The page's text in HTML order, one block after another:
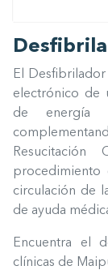
El
electrónico de
de energía
Resucitación
procedimiento
circulación de
de ayuda
Encuentra el
clínicas de